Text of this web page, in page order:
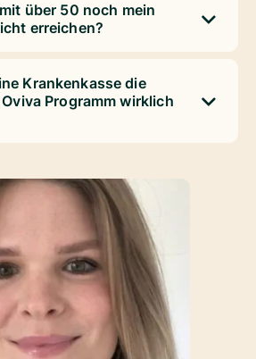
über 50 noch mein
erreichen?
Krankenkasse die
Programm wirklich